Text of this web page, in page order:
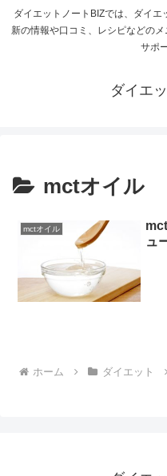
ダイエットノートBIZでは、ダイ
新の情報や口コミ、レシピなどの
サポ
ダイエ
mctオイル
mctオイル
ュ
ホーム ダイエット